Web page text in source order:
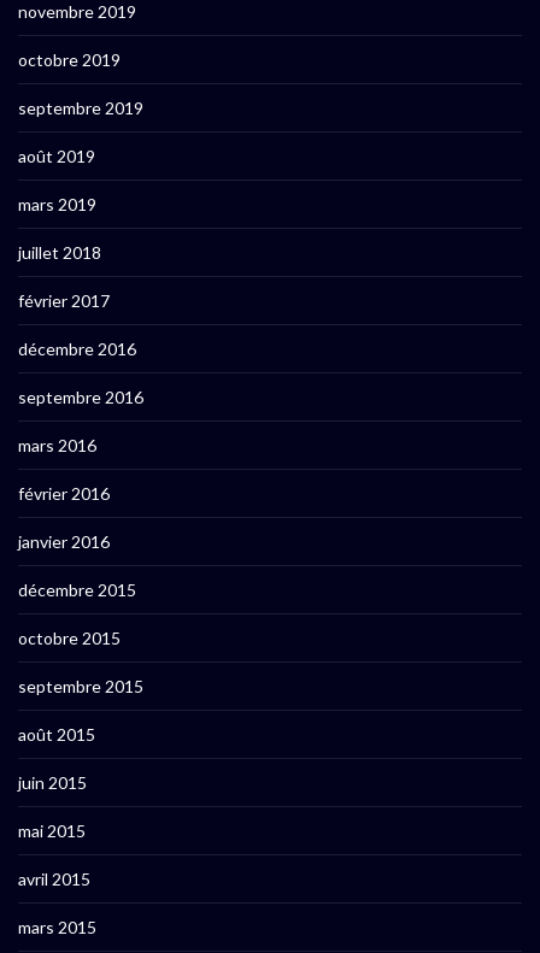
novembre 2019
octobre 2019
septembre 2019
août 2019
mars 2019
juillet 2018
février 2017
décembre 2016
septembre 2016
mars 2016
février 2016
janvier 2016
décembre 2015
octobre 2015
septembre 2015
août 2015
juin 2015
mai 2015
avril 2015
mars 2015